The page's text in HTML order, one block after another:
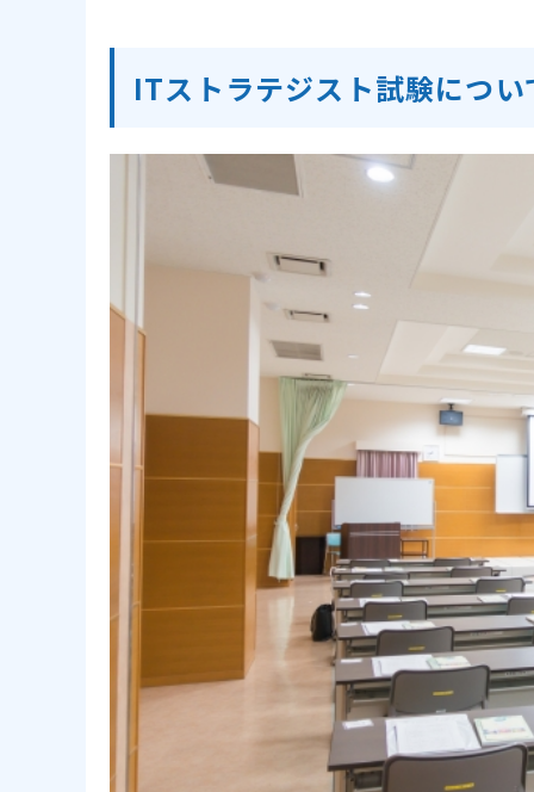
ITストラテジスト試験につい